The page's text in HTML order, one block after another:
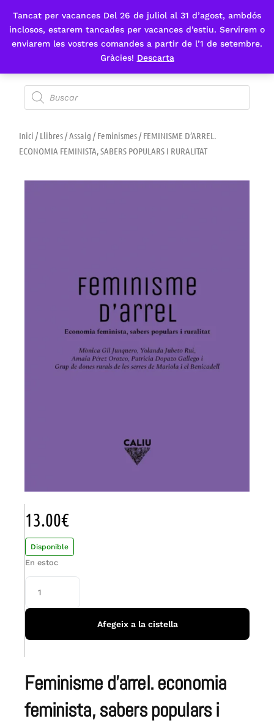
Tancat per vacances Del 26 de juliol al 31 d’agost, ambdós
inclosos, estarem tancades per vacances d’estiu. Servirem o
enviarem les vostres comandes a partir de l’1 de setembre.
Gràcies! Descarta
Fes-te'n sòcia
Inici /Llibres/Assaig /Feminismes/ FEMINISME D’ARREL.
ECONOMIA FEMINISTA, SABERS POPULARS I RURALITAT
feminisme d’arrel. economia
feminista, sabers populars i
13.00€
Disponible
En estoc
Afegeix a la cistella